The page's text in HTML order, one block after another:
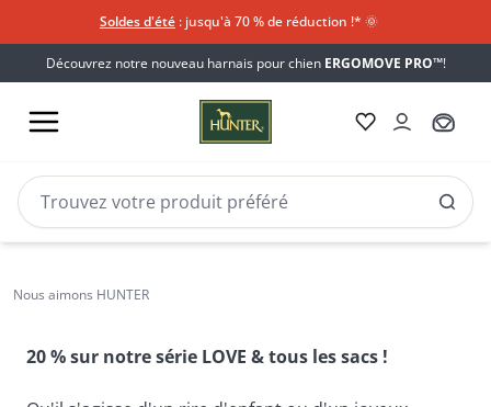
Soldes d'été : jusqu'à 70 % de réduction !*​ 🌞
Découvrez notre nouveau harnais pour chien ERGOMOVE PRO™!
Nous aimons HUNTER
20 % sur notre série LOVE & tous les sacs !